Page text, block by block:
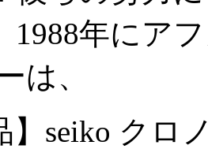
1988年にア
は、
】seiko クロ